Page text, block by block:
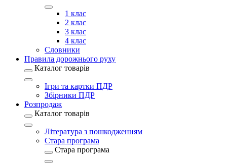
1 клас
2 клас
3 клас
4 клас
Словники
Правила дорожнього руху
Каталог товарів
Ігри та картки ПДР
Збірники ПДР
Розпродаж
Каталог товарів
Література з пошкодженням
Стара програма
Стара програма